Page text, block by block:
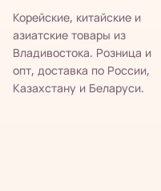
Корейские, китайские и
азиатские товары из
Владивостока. Розница и
опт, доставка по России,
Казахстану и Беларуси.